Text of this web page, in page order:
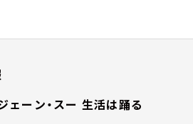
ェーン・スー 生活は踊る